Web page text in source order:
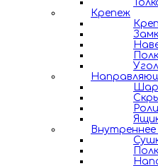
Крепеж